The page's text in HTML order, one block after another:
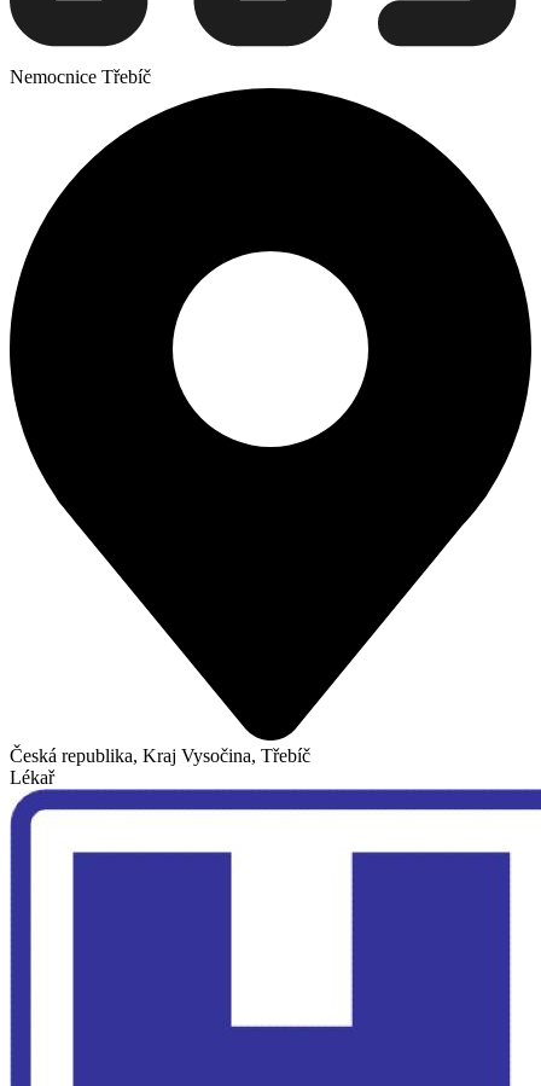
Nemocnice Třebíč
Česká republika, Kraj Vysočina, Třebíč
Lékař